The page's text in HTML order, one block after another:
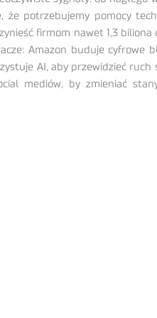
że potrzebujemy pomocy
firmom nawet 1,3 biliona
Amazon buduje cyfrowe
AI, aby przewidzieć ruch
mediów, by zmieniać